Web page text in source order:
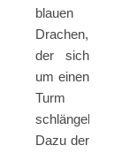
blauen
Drachen,
der sich
um einen
Turm
schlängelt.
Dazu der